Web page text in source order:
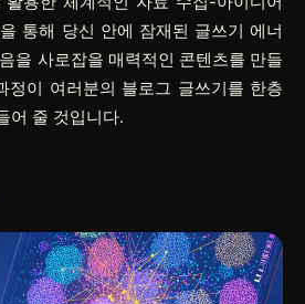
통해 당신 안에 잠재된 글쓰기 에너
을 사로잡을 매력적인 콘텐츠를 만들
정이 여러분의 블로그 글쓰기를 한층
어 줄 것입니다.